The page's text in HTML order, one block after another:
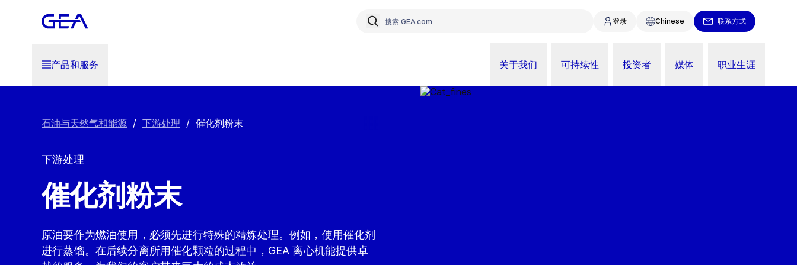
登录 Chinese 联系方式
产品和服务 关于我们 可持续性 投资者 媒体 职业生涯
石油与天然气和能源 / 下游处理 / 催化剂粉末
下游处理
催化剂粉末
原油要作为燃油使用，必须先进行特殊的精炼处理。例如，使用催化剂
进行蒸馏。在后续分离所用催化颗粒的过程中，GEA 离心机能提供卓